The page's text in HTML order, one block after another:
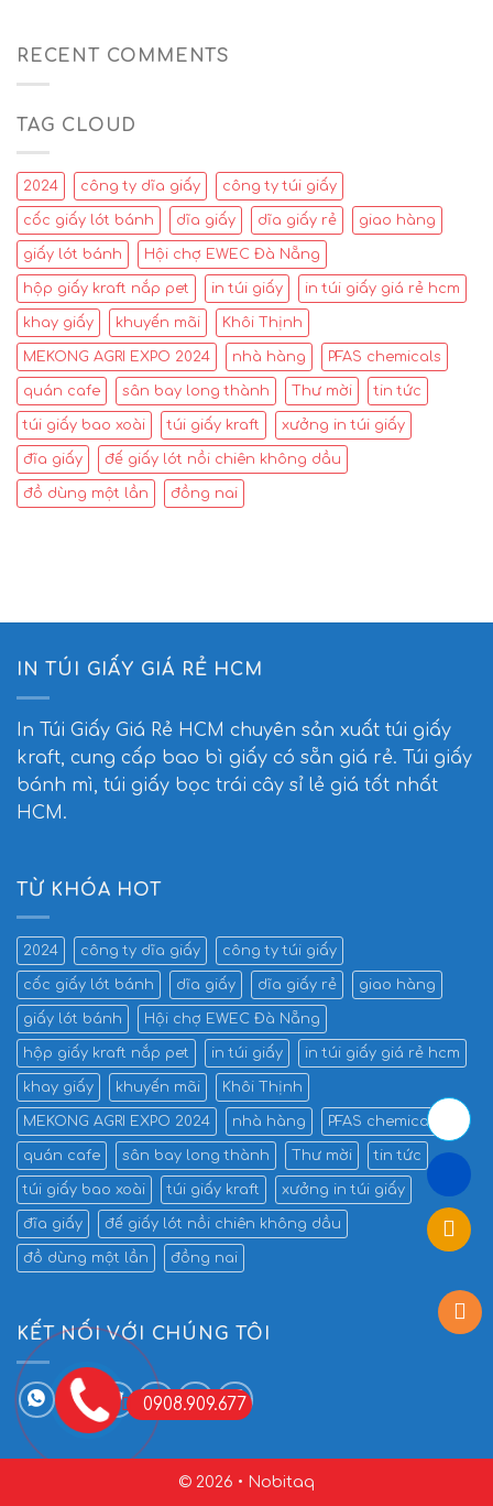
RECENT COMMENTS
TAG CLOUD
2024 công ty dĩa giấy công ty túi giấy
cốc giấy lót bánh dĩa giấy dĩa giấy rẻ giao hàng
giấy lót bánh Hội chợ EWEC Đà Nẵng
hộp giấy kraft nắp pet in túi giấy in túi giấy giá rẻ hcm
khay giấy khuyến mãi Khôi Thịnh
MEKONG AGRI EXPO 2024 nhà hàng PFAS chemicals
quán cafe sân bay long thành Thư mời tin tức
túi giấy bao xoài túi giấy kraft xưởng in túi giấy
đĩa giấy đế giấy lót nồi chiên không dầu
đồ dùng một lần đồng nai
IN TÚI GIẤY GIÁ RẺ HCM
In Túi Giấy Giá Rẻ HCM chuyên sản xuất túi giấy
kraft, cung cấp bao bì giấy có sẵn giá rẻ. Túi giấy
bánh mì, túi giấy bọc trái cây sỉ lẻ giá tốt nhất
HCM.
TỪ KHÓA HOT
2024 công ty dĩa giấy công ty túi giấy
cốc giấy lót bánh dĩa giấy dĩa giấy rẻ giao hàng
giấy lót bánh Hội chợ EWEC Đà Nẵng
hộp giấy kraft nắp pet in túi giấy in túi giấy giá rẻ hcm
khay giấy khuyến mãi Khôi Thịnh
MEKONG AGRI EXPO 2024 nhà hàng PFAS chemicals
quán cafe sân bay long thành Thư mời tin tức
túi giấy bao xoài túi giấy kraft xưởng in túi giấy
đĩa giấy đế giấy lót nồi chiên không dầu
đồ dùng một lần đồng nai
KẾT NỐI VỚI CHÚNG TÔI
© 2026 • Nobitaq
0908.909.677